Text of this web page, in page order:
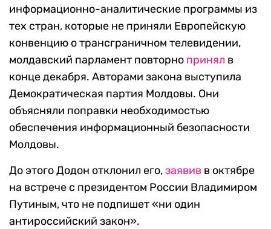
информационно-аналитические программы из
тех стран, которые не приняли Европейскую
конвенцию о трансграничном телевидении,
молдавский парламент повторно принял в
конце декабря. Авторами закона выступила
Демократическая партия Молдовы. Они
объясняли поправки необходимостью
обеспечения информационный безопасности
Молдовы.
До этого Додон отклонил его,заявив в октябре
на встрече с президентом России Владимиром
Путиным, что не подпишет «ни один
антироссийский закон».